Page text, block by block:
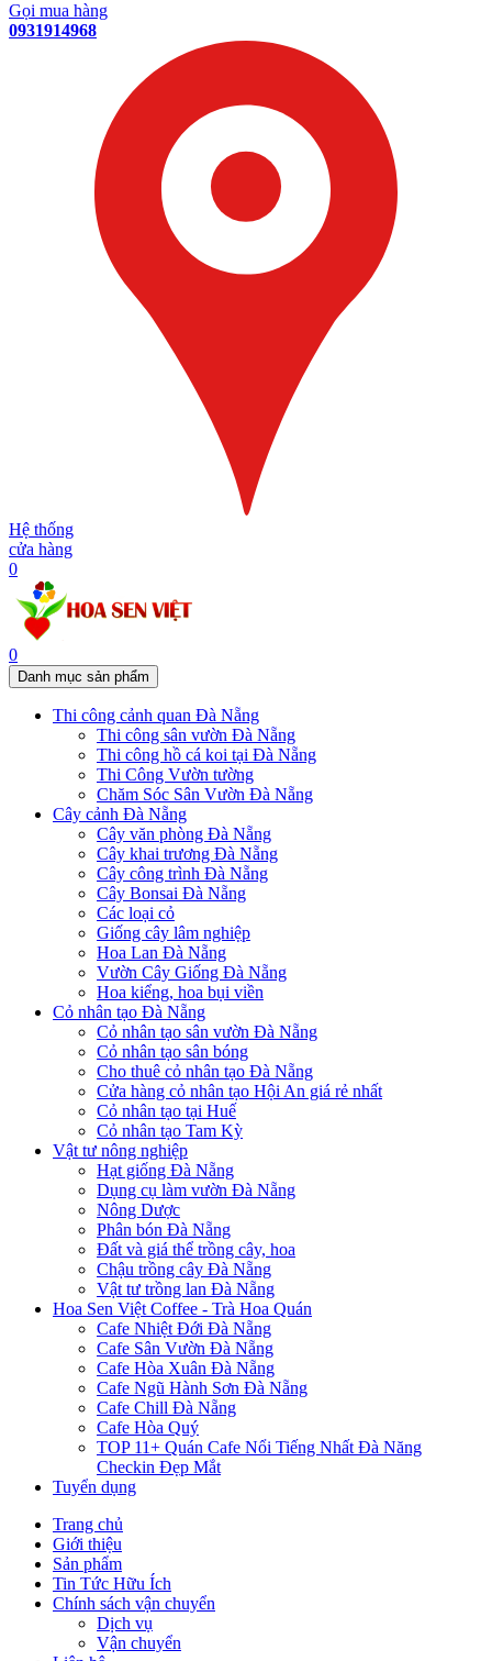
Gọi mua hàng
0931914968
Hệ thống
cửa hàng
0
0
Danh mục sản phẩm
Thi công cảnh quan Đà Nẵng
Thi công sân vườn Đà Nẵng
Thi công hồ cá koi tại Đà Nẵng
Thi Công Vườn tường
Chăm Sóc Sân Vườn Đà Nẵng
Cây cảnh Đà Nẵng
Cây văn phòng Đà Nẵng
Cây khai trương Đà Nẵng
Cây công trình Đà Nẵng
Cây Bonsai Đà Nẵng
Các loại cỏ
Giống cây lâm nghiệp
Hoa Lan Đà Nẵng
Vườn Cây Giống Đà Nẵng
Hoa kiểng, hoa bụi viền
Cỏ nhân tạo Đà Nẵng
Cỏ nhân tạo sân vườn Đà Nẵng
Cỏ nhân tạo sân bóng
Cho thuê cỏ nhân tạo Đà Nẵng
Cửa hàng cỏ nhân tạo Hội An giá rẻ nhất
Cỏ nhân tạo tại Huế
Cỏ nhân tạo Tam Kỳ
Vật tư nông nghiệp
Hạt giống Đà Nẵng
Dụng cụ làm vườn Đà Nẵng
Nông Dược
Phân bón Đà Nẵng
Đất và giá thể trồng cây, hoa
Chậu trồng cây Đà Nẵng
Vật tư trồng lan Đà Nẵng
Hoa Sen Việt Coffee - Trà Hoa Quán
Cafe Nhiệt Đới Đà Nẵng
Cafe Sân Vườn Đà Nẵng
Cafe Hòa Xuân Đà Nẵng
Cafe Ngũ Hành Sơn Đà Nẵng
Cafe Chill Đà Nẵng
Cafe Hòa Quý
TOP 11+ Quán Cafe Nổi Tiếng Nhất Đà Năng
Checkin Đẹp Mắt
Tuyển dụng
Trang chủ
Giới thiệu
Sản phẩm
Tin Tức Hữu Ích
Chính sách vận chuyển
Dịch vụ
Vận chuyển